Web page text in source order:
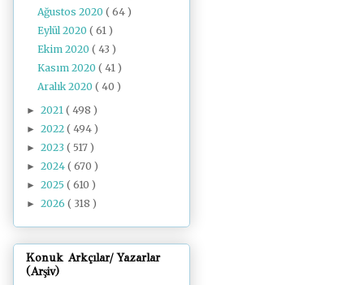
Ağustos 2020( 64 )
Eylül 2020( 61 )
Ekim 2020( 43 )
Kasım 2020( 41 )
Aralık 2020( 40 )
► 2021 ( 498 )
► 2022 ( 494 )
► 2023 ( 517 )
► 2024 ( 670 )
► 2025 ( 610 )
► 2026 ( 318 )
Konuk Arkçılar/ Yazarlar
(Arşiv)